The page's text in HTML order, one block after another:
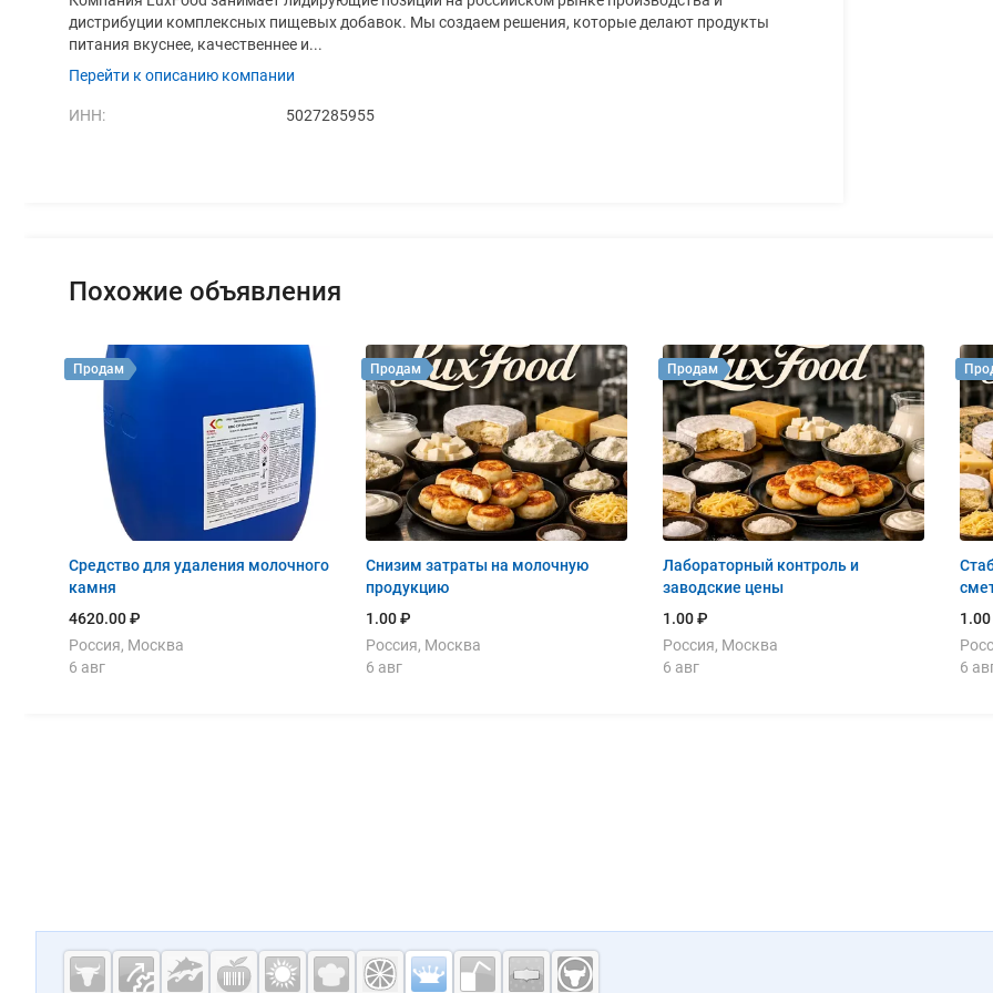
дистрибуции комплексных пищевых добавок. Мы создаем решения, которые делают продукты
питания вкуснее, качественнее и...
Перейти к описанию компании
ИНН: 5027285955
Похожие объявления
Средство для удаления молочного
камня
4620.00 ₽
Россия, Москва
6 авг
Продам
Снизим затраты на молочную
продукцию
1.00 ₽
Россия, Москва
6 авг
Продам
Лабораторный контроль и
заводские цены
1.00 ₽
Россия, Москва
6 авг
Продам
6
Дополнительная информация
Cсылки на полезные проекты